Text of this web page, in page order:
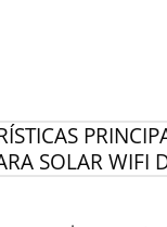
SOLAR WIFI